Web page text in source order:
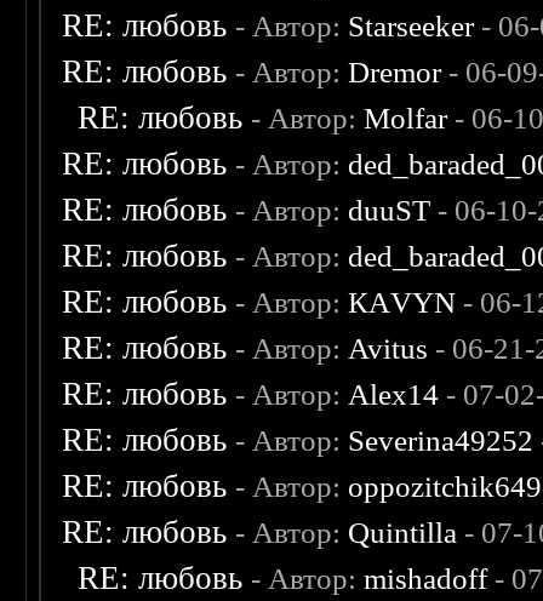
RE: любовь - Автор: Starseeker- 06-
RE: любовь - Автор:Dremor- 06-
RE: любовь - Автор:Molfar- 06-
RE: любовь - Автор:
RE: любовь - Автор: duuST - 06-
RE: любовь - Автор:
RE: любовь - Автор:КАVYN - 06-
RE: любовь - Автор: Avitus - 06-
RE: любовь - Автор: Alex14 - 07-
RE: любовь - Автор: Severina49252
RE: любовь - Автор: oppozitchik649
RE: любовь - Автор: Quintilla - 07-
RE: любовь - Автор:mishadoff-